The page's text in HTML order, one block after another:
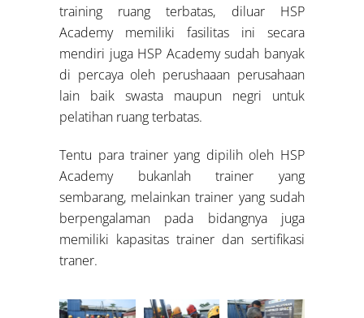
training ruang terbatas, diluar HSP
Academy memiliki fasilitas ini secara
mendiri juga HSP Academy sudah banyak
di percaya oleh perushaaan perusahaan
lain baik swasta maupun negri untuk
pelatihan ruang terbatas.
Tentu para trainer yang dipilih oleh HSP
Academy bukanlah trainer yang
sembarang, melainkan trainer yang sudah
berpengalaman pada bidangnya juga
memiliki kapasitas trainer dan sertifikasi
traner.